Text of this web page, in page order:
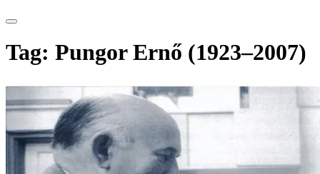
Tag: Pungor Ernő (1923–2007)